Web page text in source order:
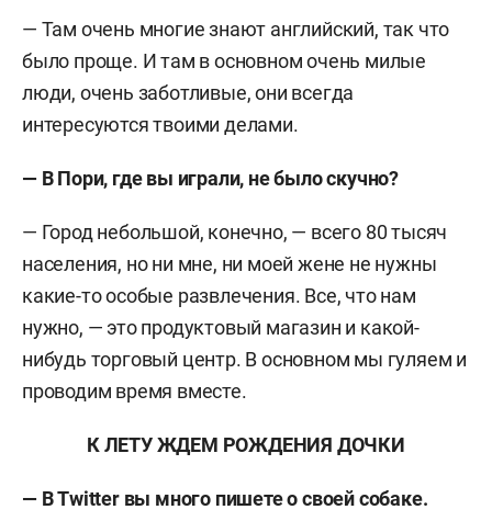
— Там очень многие знают английский, так что
было проще. И там в основном очень милые
люди, очень заботливые, они всегда
интересуются твоими делами.
— В Пори, где вы играли, не было скучно?
— Город небольшой, конечно, — всего 80 тысяч
населения, но ни мне, ни моей жене не нужны
какие-то особые развлечения. Все, что нам
нужно, — это продуктовый магазин и какой-
нибудь торговый центр. В основном мы гуляем и
проводим время вместе.
К ЛЕТУ ЖДЕМ РОЖДЕНИЯ ДОЧКИ
— В Twitter вы много пишете о своей собаке.